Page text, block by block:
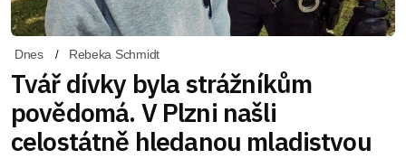
Dnes Rebeka Schmidt
Tvář dívky byla strážníkům
povědomá. V Plzni našli
celostátně hledanou mladistvou